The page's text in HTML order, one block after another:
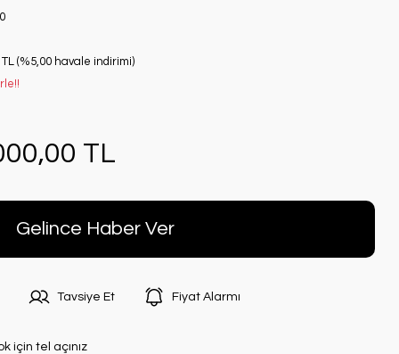
TL (%5,00 havale indirimi)
TL
Gelince Haber Ver
Tavsiye Et Fiyat Alarmı
için tel açınız